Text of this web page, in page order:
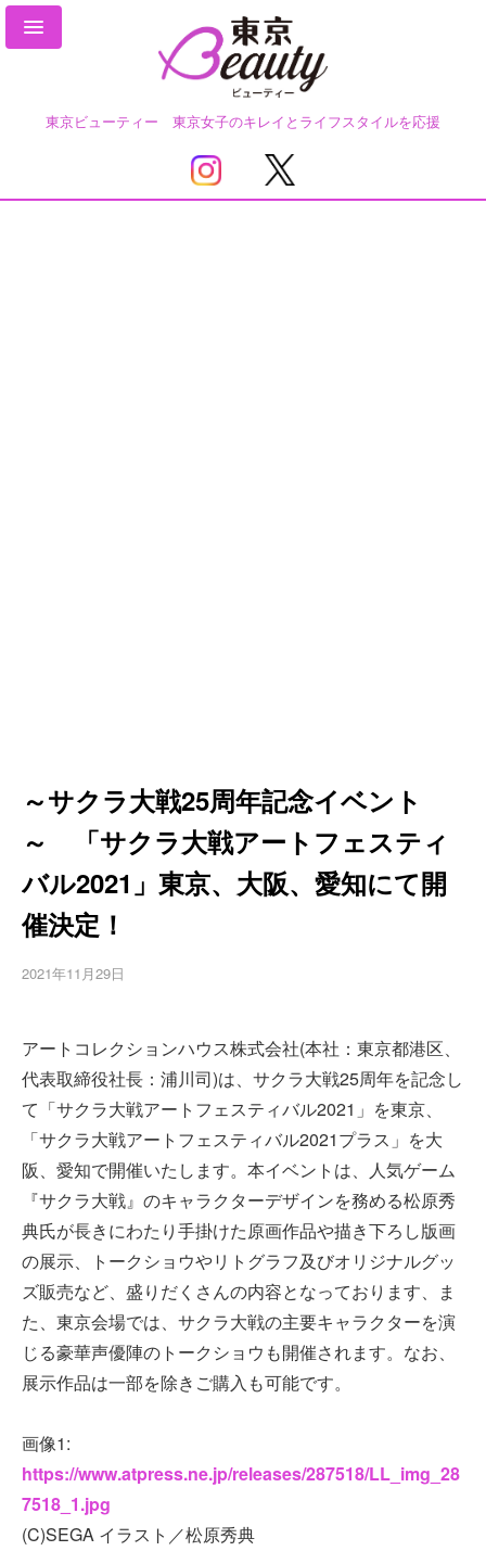
東京ビューティー 東京女子のキレイとライフスタイルを応援
～サクラ大戦25周年記念イベント
～ 「サクラ大戦アートフェスティ
バル2021」東京、大阪、愛知にて開
催決定！
2021年11月29日
アートコレクションハウス株式会社(本社：東京都港区、
代表取締役社長：浦川司)は、サクラ大戦25周年を記念し
て「サクラ大戦アートフェスティバル2021」を東京、
「サクラ大戦アートフェスティバル2021プラス」を大
阪、愛知で開催いたします。本イベントは、人気ゲーム
『サクラ大戦』のキャラクターデザインを務める松原秀
典氏が長きにわたり手掛けた原画作品や描き下ろし版画
の展示、トークショウやリトグラフ及びオリジナルグッ
ズ販売など、盛りだくさんの内容となっております、ま
た、東京会場では、サクラ大戦の主要キャラクターを演
じる豪華声優陣のトークショウも開催されます。なお、
展示作品は一部を除きご購入も可能です。
画像1:
https://www.atpress.ne.jp/releases/287518/LL_img_28
7518_1.jpg
(C)SEGA イラスト／松原秀典